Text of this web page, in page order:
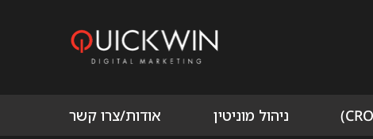
ניהול מוניטין אודות/צרו קשר